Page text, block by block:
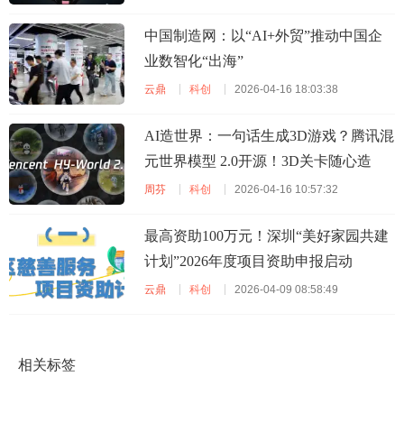
中国制造网：以“AI+外贸”推动中国企
业数智化“出海”
云鼎 科创 2026-04-16 18:03:38
AI造世界：一句话生成3D游戏？腾讯混
元世界模型 2.0开源！3D关卡随心造
周芬 科创 2026-04-16 10:57:32
最高资助100万元！深圳“美好家园共建
计划”2026年度项目资助申报启动
云鼎 科创 2026-04-09 08:58:49
相关标签